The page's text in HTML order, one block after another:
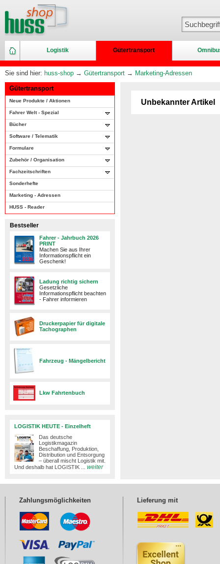
Logistik Gütertransport
Sie sind hier: huss-shop → Gütertransport → Marketing-Adressen
Gütertransport
Neue Produkte / Aktionen
Fahrer Welt - Spezial
Bücher
Software / Telematik
Formulare
Zubehör / Organisation
Fachzeitschriften
Sonderhefte
Marketing - Adressen
HUSS - Reader
Bestseller
Fahrer - Jahrbuch 2026
PRINT
Machen Sie aus Ihrer
Informationspflicht ein
Geschenk!
Ladung richtig sichern
Gesetzliche
Informationspflicht beachten
- Fahrer informieren
Druckerpapier für digitale
Tachographen
Fahrzeug - Mängelbericht
Lkw Fahrtenbuch
LOGISTIK HEUTE - Einzelheft
Das deutsche
Logistikmagazin
Beschaffung, Produktion,
Distribution und Entsorgung
– überall mischt Logistik mit.
Und deshalb hat LOGISTIK ...
weiter
Unbekannter Artikel
Zahlungsmöglichkeiten Lieferung mit